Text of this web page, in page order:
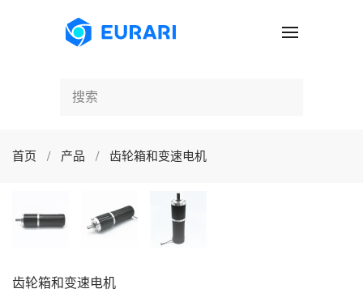
跳至主要内容
首页 产品 齿轮箱和变速电机
齿轮箱和变速电机